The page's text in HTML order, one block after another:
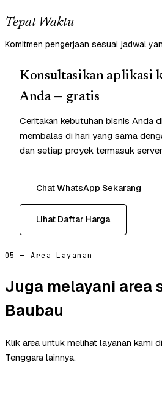
Tepat Waktu
Komitmen pengerjaan sesuai jadwal
Konsultasikan aplikasi
Anda — gratis
Ceritakan kebutuhan bisnis Anda
membalas di hari yang sama
dan setiap proyek termasuk
Chat WhatsApp Sekarang
Lihat Daftar Harga
05 — Area Layanan
Juga melayani area
Baubau
Klik area untuk melihat layanan kami
Tenggara lainnya.